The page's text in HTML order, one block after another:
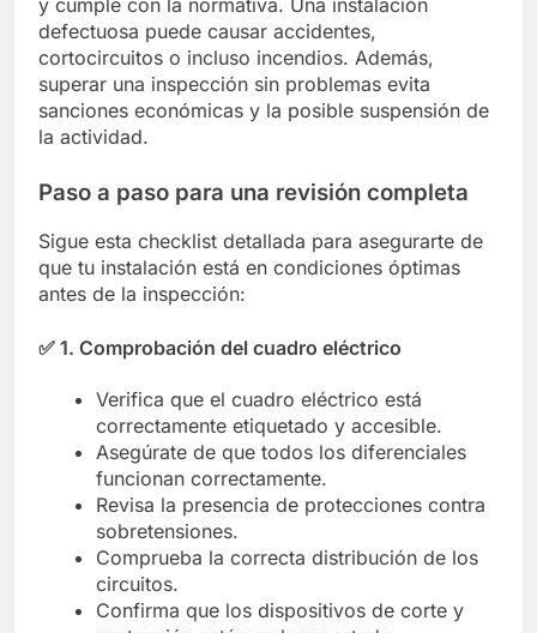
defectuosa puede causar accidentes,
cortocircuitos o incluso incendios. Además,
superar una inspección sin problemas evita
sanciones económicas y la posible suspensión de
la actividad.
Paso a paso para una revisión completa
Sigue esta checklist detallada para asegurarte de
que tu instalación está en condiciones óptimas
antes de la inspección:
✅ 1. Comprobación del cuadro eléctrico
Verifica que el cuadro eléctrico está
correctamente etiquetado y accesible.
Asegúrate de que todos los diferenciales
funcionan correctamente.
Revisa la presencia de protecciones contra
sobretensiones.
Comprueba la correcta distribución de los
circuitos.
Confirma que los dispositivos de corte y